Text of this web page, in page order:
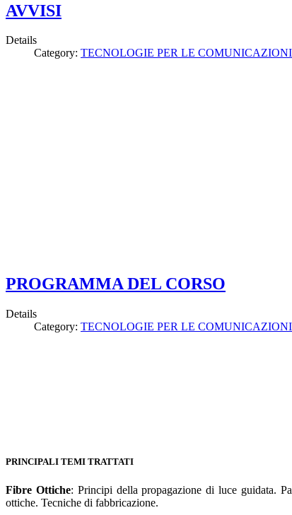
AVVISI
Details
Category: TECNOLOGIE PER LE
PROGRAMMA DEL CORSO
Details
Category: TECNOLOGIE PER LE
PRINCIPALI TEMI TRATTATI
Fibre Ottiche: Principi della propagazione di luce guidata.
ottiche. Tecniche di fabbricazione.